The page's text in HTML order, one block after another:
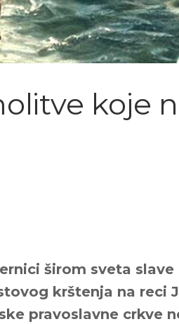
koje
širom sveta
krštenja na reci
pravoslavne crkve